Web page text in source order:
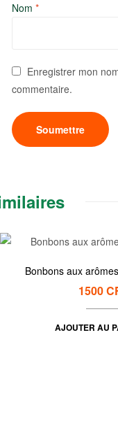
Nom *
Enregistrer mon
commentaire.
Bonbons aux
1500
AJOUTER AU